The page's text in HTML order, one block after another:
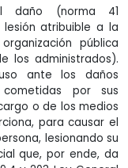
daño (norma 41
atribuible a la
pública
los administrados).
ante los daños
por sus
o de los medios
para causar el
lesionando su
que, por ende, da